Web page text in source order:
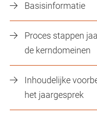
Basisinformatie
Proces stappen
de kerndomeinen
Inhoudelijke
het jaargesprek